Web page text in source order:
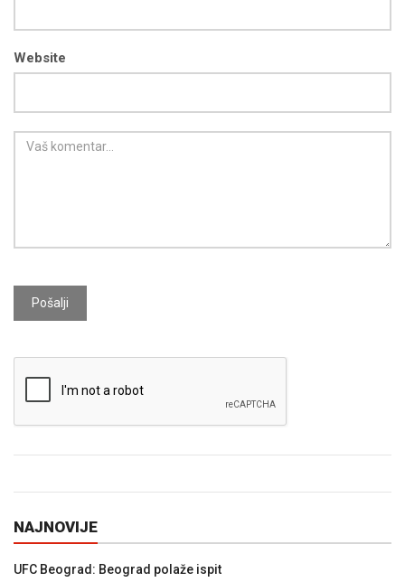
Website
Pošalji
NAJNOVIJE
UFC Beograd: Beograd polaže ispit